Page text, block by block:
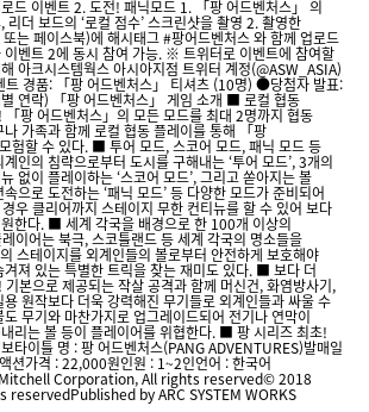
드 이벤트 2. 도전! 패닉모드 1. 「팡 어드벤처스」 의
더 보드의 ‘로컬 점수’ 스크린샷을 촬영 2. 촬영한
는 페이스북)에 해시태그 #팡어드벤처스 와 함께 업로드
벤트 2에 동시 참여 가능. ※ 트위터로 이벤트에 참여할
아크시스템웍스 아시아지점 트위터 계정(@ASW_ASIA)
경품: 「팡 어드벤처스」 티셔츠 (10명) ●당첨자 발표:
연락) 「팡 어드벤처스」 게임 소개 ■ 로컬 협동
팡 어드벤처스」의 모든 모드를 최대 2명까지 협동
가족과 함께 로컬 협동 플레이를 통해 「팡
험할 수 있다. ■ 투어 모드, 스코어 모드, 패닉 모드 등
인의 침략으로부터 도시를 구해내는 ‘투어 모드’, 3개의
없이 플레이하는 ‘스코어 모드’, 그리고 쏟아지는 볼
으로 도전하는 ‘패닉 모드’ 등 다양한 모드가 준비되어
경우 클리어까지 스테이지 무한 컨티뉴를 할 수 있어 보다
한다. ■ 세계 각국을 배경으로 한 100개 이상의
이어는 북극, 스코틀랜드 등 세계 각국의 명소들을
스테이지를 외계인들의 볼로부터 안전하게 보호해야
져 있는 특별한 트릭을 찾는 재미도 있다. ■ 보다 더
본으로 제공되는 작살 공격과 함께 머신건, 화염방사기,
원작보다 더욱 강력해진 무기들로 외계인들과 싸울 수
무기와 마찬가지로 업그레이드되어 전기나 연막이
리는 볼 등이 플레이어를 위협한다. ■ 팡 시리즈 최초!
타이틀 명 : 팡 어드벤처스(PANG ADVENTURES)발매일
션가격 : 22,000원인원 : 1~2인언어 : 한국어
Corporation, All rights reserved© 2018
reservedPublished by ARC SYSTEM WORKS